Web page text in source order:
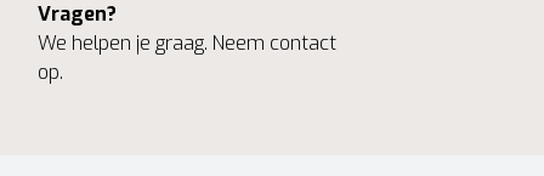
Vragen?
We helpen je graag. Neem contact
op.